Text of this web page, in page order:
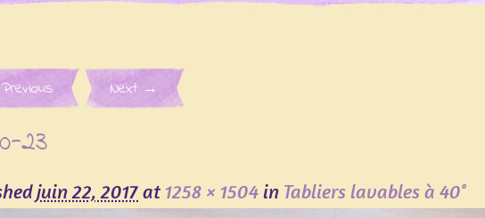
navigationNext →
23
juin 22, 2017at 1258 × 1504in Tabliers lavables à 40°